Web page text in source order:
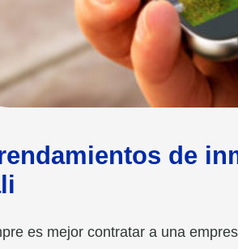
de
es mejor contratar a una